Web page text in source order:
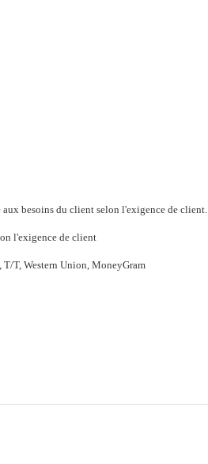
aux besoins du client selon l'exigence de client.
l'exigence de client
T/T, Western Union, MoneyGram